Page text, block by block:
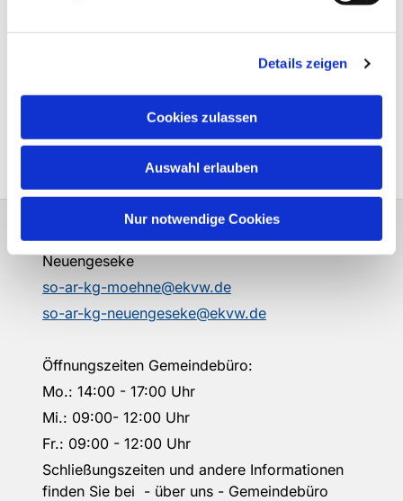
Details zeigen
Cookies zulassen
Auswahl erlauben
Nur notwendige Cookies
Evangelische Kirchengemeinden Möhne und
Neuengeseke
so-ar-kg-moehne@ekvw.de
so-ar-kg-neuengeseke@ekvw.de
Öffnungszeiten Gemeindebüro:
Mo.: 14:00 - 17:00 Uhr
Mi.: 09:00- 12:00 Uhr
Fr.: 09:00 - 12:00 Uhr
Schließungszeiten und andere Informationen
finden Sie bei - über uns - Gemeindebüro